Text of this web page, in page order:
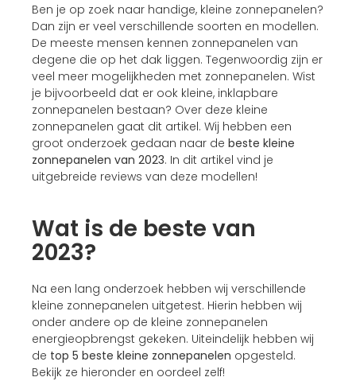
Ben je op zoek naar handige, kleine zonnepanelen?
Dan zijn er veel verschillende soorten en modellen.
De meeste mensen kennen zonnepanelen van
degene die op het dak liggen. Tegenwoordig zijn er
veel meer mogelijkheden met zonnepanelen. Wist
je bijvoorbeeld dat er ook kleine, inklapbare
zonnepanelen bestaan? Over deze kleine
zonnepanelen gaat dit artikel. Wij hebben een
groot onderzoek gedaan naar de beste kleine
zonnepanelen van 2023. In dit artikel vind je
uitgebreide reviews van deze modellen!
Wat is de beste van
2023?
Na een lang onderzoek hebben wij verschillende
kleine zonnepanelen uitgetest. Hierin hebben wij
onder andere op de kleine zonnepanelen
energieopbrengst gekeken. Uiteindelijk hebben wij
de top 5 beste kleine zonnepanelen opgesteld.
Bekijk ze hieronder en oordeel zelf!